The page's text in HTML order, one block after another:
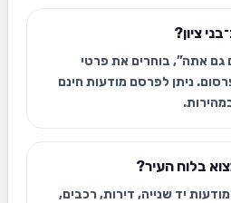
ציון?
גם אתה”, בוחרים את פרטי
ניתן לפרסם מודעות חינם
בלוח העיר?
יד שנייה, דירות, רכבים,